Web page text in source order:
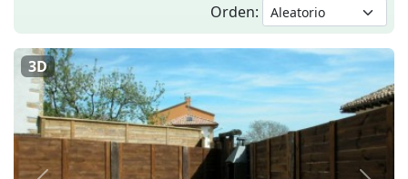
Orden:
3D